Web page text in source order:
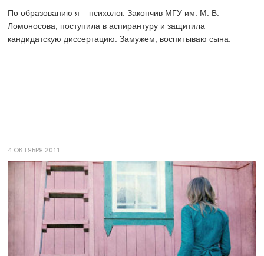
По образованию я – психолог. Закончив МГУ им. М. В.
Ломоносова, поступила в аспирантуру и защитила
кандидатскую диссертацию. Замужем, воспитываю сына.
4 ОКТЯБРЯ 2011